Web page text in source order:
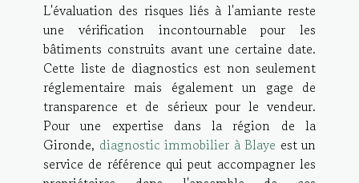
L'évaluation des risques liés à l'amiante reste
une vérification incontournable pour les
bâtiments construits avant une certaine date.
Cette liste de diagnostics est non seulement
réglementaire mais également un gage de
transparence et de sérieux pour le vendeur.
Pour une expertise dans la région de la
Gironde, diagnostic immobilier à Blaye est un
service de référence qui peut accompagner les